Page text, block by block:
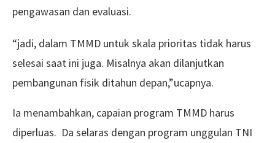
pengawasan dan evaluasi.
“jadi, dalam TMMD untuk skala prioritas tidak harus
selesai saat ini juga. Misalnya akan dilanjutkan
pembangunan fisik ditahun depan,”ucapnya.
Ia menambahkan, capaian program TMMD harus
diperluas. Da selaras dengan program unggulan TNI